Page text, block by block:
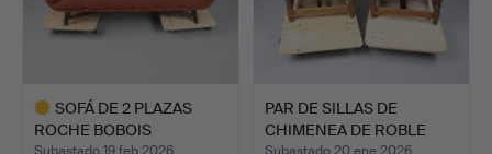
SOFÁ DE 2 PLAZAS
ROCHE BOBOIS
Subastado 19 feb 2026
PAR DE SILLAS DE
CHIMENEA DE ROBLE
Subastado 20 ene 2026